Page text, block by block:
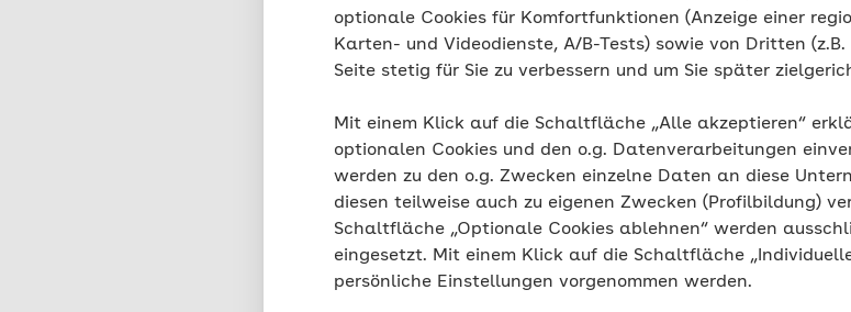
optionale Cookies für Komfortfunktionen (Anzeige einer
Karten- und Videodienste, A/B-Tests) sowie von Dritten
Seite stetig für Sie zu verbessern und um Sie später
Mit einem Klick auf die Schaltfläche „Alle akzeptieren“
optionalen Cookies und den o.g. Datenverarbeitungen
werden zu den o.g. Zwecken einzelne Daten an diese
diesen teilweise auch zu eigenen Zwecken (Profilbildung)
Schaltfläche „Optionale Cookies ablehnen“ werden
eingesetzt. Mit einem Klick auf die Schaltfläche
persönliche Einstellungen vorgenommen werden.
Meditation und
Alltag
Achtsamkeit
Resilienz trainieren
Widerstandskraft